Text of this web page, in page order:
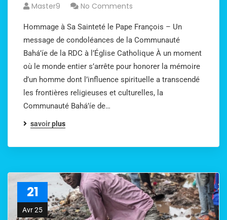
Master9 No Comments
Hommage à Sa Sainteté le Pape François – Un
message de condoléances de la Communauté
Bahá’íe de la RDC à l’Église Catholique À un moment
où le monde entier s’arrête pour honorer la mémoire
d’un homme dont l’influence spirituelle a transcendé
les frontières religieuses et culturelles, la
Communauté Bahá’íe de…
savoir plus
21
Avr 25